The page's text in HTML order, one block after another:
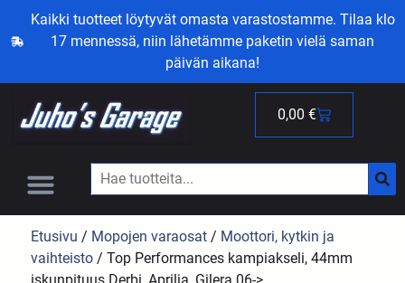
Kaikki tuotteet löytyvät omasta varastostamme. Tilaa klo
17 mennessä, niin lähetämme paketin vielä saman
päivän aikana!
0,00 €
Etusivu / Mopojen varaosat / Moottori, kytkin ja
vaihteisto / Top Performances kampiakseli, 44mm